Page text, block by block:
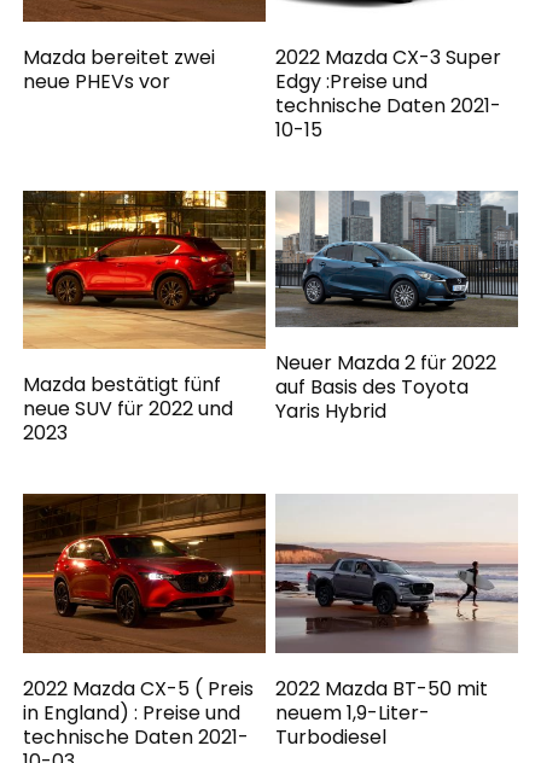
Mazda bereitet zwei
neue PHEVs vor
2022 Mazda CX-3 Super
Edgy :Preise und
technische Daten 2021-
10-15
Mazda bestätigt fünf
neue SUV für 2022 und
2023
Neuer Mazda 2 für 2022
auf Basis des Toyota
Yaris Hybrid
2022 Mazda CX-5 ( Preis
in England) : Preise und
technische Daten 2021-
2022 Mazda BT-50 mit
neuem 1,9-Liter-
Turbodiesel